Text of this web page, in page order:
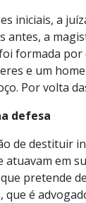
iniciais, a
antes, a
formada por
e um
Por volta
defesa
de destituir
atuavam em
pretende
que é